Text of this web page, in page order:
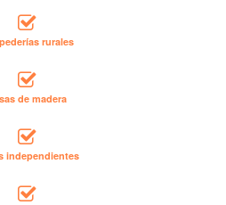
rurales
de madera
independientes